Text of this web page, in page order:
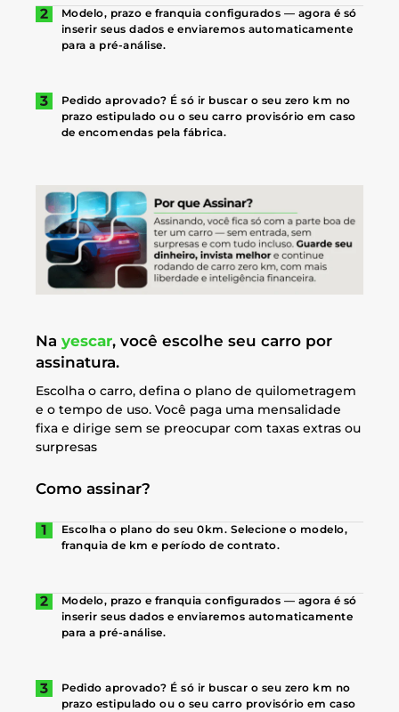
Modelo, prazo e franquia configurados — agora é só
inserir seus dados e enviaremos automaticamente
para a pré-análise.
Pedido aprovado? É só ir buscar o seu zero km no
prazo estipulado ou o seu carro provisório em caso
de encomendas pela fábrica.
Na yescar, você escolhe seu carro por
assinatura.
Escolha o carro, defina o plano de quilometragem
e o tempo de uso. Você paga uma mensalidade
fixa e dirige sem se preocupar com taxas extras ou
surpresas
Como assinar?
Escolha o plano do seu 0km. Selecione o modelo,
franquia de km e período de contrato.
Modelo, prazo e franquia configurados — agora é só
inserir seus dados e enviaremos automaticamente
para a pré-análise.
Pedido aprovado? É só ir buscar o seu zero km no
prazo estipulado ou o seu carro provisório em caso